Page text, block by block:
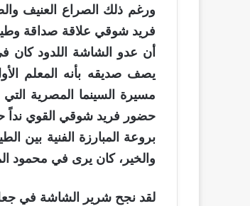
ورغم ذلك الصراع العنيف
فريد شوقي علاقة صداقة
أن عدو الشاشة اللدود كان
يصف صديقه بأنه المعلم
مسيرة السينما المصرية
حضور فريد شوقي القوي نداً
بروعة المبارزة الفنية بين
والخير، كان يرى في محمود
لقد نجح شرير الشاشة في جعل